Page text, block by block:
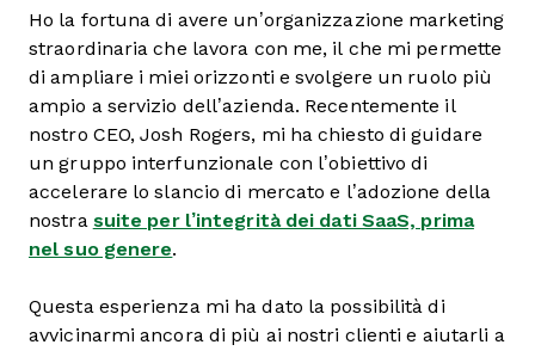
Ho la fortuna di avere un’organizzazione marketing
straordinaria che lavora con me, il che mi permette
di ampliare i miei orizzonti e svolgere un ruolo più
ampio a servizio dell’azienda. Recentemente il
nostro CEO, Josh Rogers, mi ha chiesto di guidare
un gruppo interfunzionale con l’obiettivo di
accelerare lo slancio di mercato e l’adozione della
nostra suite per l’integrità dei dati SaaS, prima
nel suo genere.
Questa esperienza mi ha dato la possibilità di
avvicinarmi ancora di più ai nostri clienti e aiutarli a